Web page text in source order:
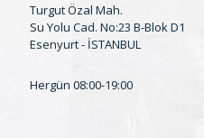
Turgut Özal Mah.
Su Yolu Cad. No:23 B-Blok D1
Esenyurt - İSTANBUL
Hergün 08:00-19:00